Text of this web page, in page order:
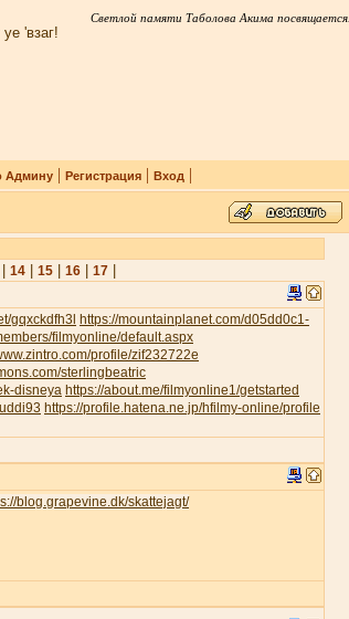
Светлой памяти Таболова Акима посвящается.
'взаг!
Админу| Регистрация| Вход |
14| 15| 16| 17|
gqxckdfh3l
https://mountainplanet.com/d05dd0c1-
filmyonline/default.aspx
profile/zif232722e
sterlingbeatric
disneya https://about.me/filmyonline1/getstarted
https://profile.hatena.ne.jp/hfilmy-online/profile
blog.grapevine.dk/skattejagt/